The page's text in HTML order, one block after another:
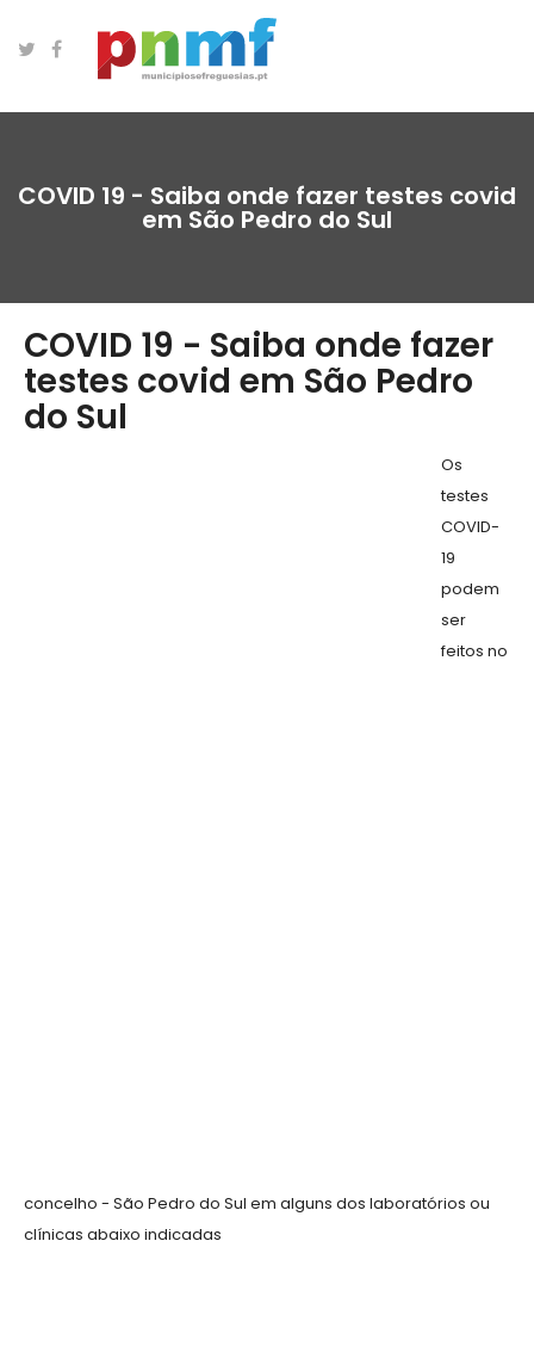
COVID 19 - Saiba onde fazer testes covid
em São Pedro do Sul
COVID 19 - Saiba onde fazer
testes covid em São Pedro
do Sul
Os
testes
COVID-
19
podem
ser
feitos no
concelho - São Pedro do Sul em alguns dos laboratórios ou
clínicas abaixo indicadas